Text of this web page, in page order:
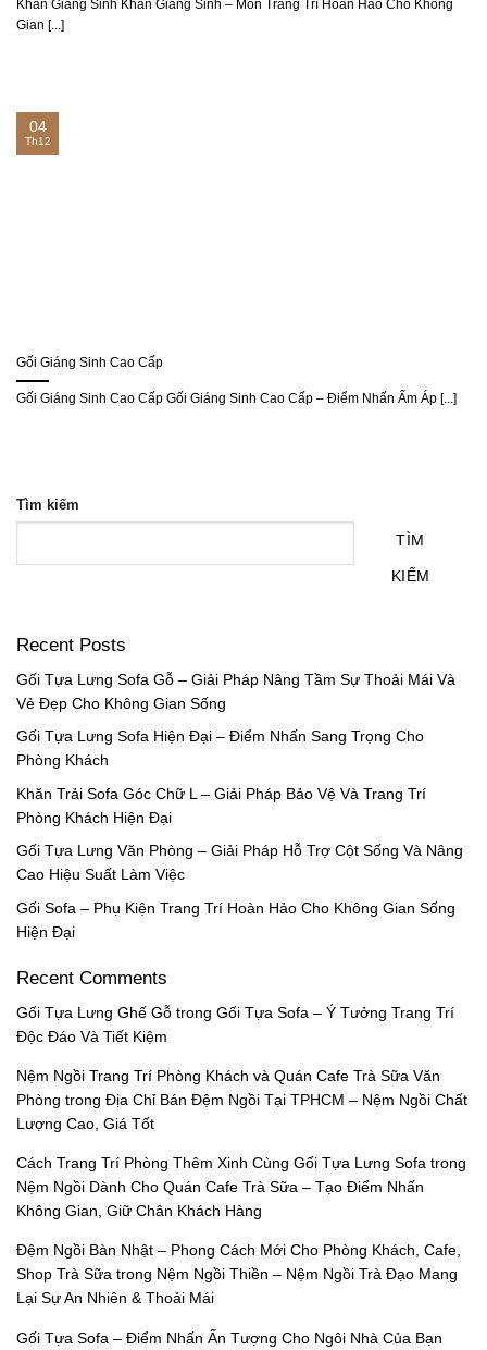
Khăn Giáng Sinh Khăn Giáng Sinh – Món Trang Trí Hoàn Hảo Cho Không
Gian [...]
Gối Giáng Sinh Cao Cấp
Gối Giáng Sinh Cao Cấp Gối Giáng Sinh Cao Cấp – Điểm Nhấn Ấm Áp [...]
04
Th12
Tìm kiếm
TÌM
KIẾM
Recent Posts
Gối Tựa Lưng Sofa Gỗ – Giải Pháp Nâng Tầm Sự Thoải Mái Và
Vẻ Đẹp Cho Không Gian Sống
Gối Tựa Lưng Sofa Hiện Đại – Điểm Nhấn Sang Trọng Cho
Phòng Khách
Khăn Trải Sofa Góc Chữ L – Giải Pháp Bảo Vệ Và Trang Trí
Phòng Khách Hiện Đại
Gối Tựa Lưng Văn Phòng – Giải Pháp Hỗ Trợ Cột Sống Và Nâng
Cao Hiệu Suất Làm Việc
Gối Sofa – Phụ Kiện Trang Trí Hoàn Hảo Cho Không Gian Sống
Hiện Đại
Recent Comments
Gối Tựa Lưng Ghế Gỗ trong Gối Tựa Sofa – Ý Tưởng Trang Trí
Độc Đáo Và Tiết Kiệm
Nệm Ngồi Trang Trí Phòng Khách và Quán Cafe Trà Sữa Văn
Phòng trong Địa Chỉ Bán Đệm Ngồi Tại TPHCM – Nệm Ngồi Chất
Lượng Cao, Giá Tốt
Cách Trang Trí Phòng Thêm Xinh Cùng Gối Tựa Lưng Sofa trong
Nệm Ngồi Dành Cho Quán Cafe Trà Sữa – Tạo Điểm Nhấn
Không Gian, Giữ Chân Khách Hàng
Đệm Ngồi Bàn Nhật – Phong Cách Mới Cho Phòng Khách, Cafe,
Shop Trà Sữa trong Nệm Ngồi Thiền – Nệm Ngồi Trà Đạo Mang
Lại Sự An Nhiên & Thoải Mái
Gối Tựa Sofa – Điểm Nhấn Ấn Tượng Cho Ngôi Nhà Của Bạn